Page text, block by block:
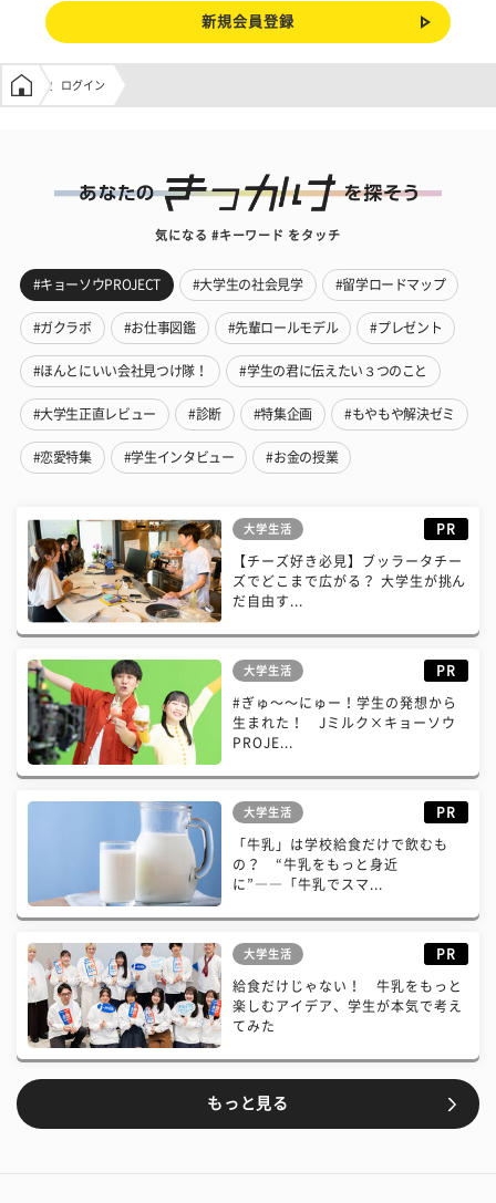
新規会員登録
学生の窓口トップ
ログイン
気になる #キーワード をタッチ
#キョーソウPROJECT #大学生の社会見学 #留学ロードマップ
#ガクラボ #お仕事図鑑 #先輩ロールモデル #プレゼント
#ほんとにいい会社見つけ隊！ #学生の君に伝えたい３つのこと
#大学生正直レビュー #診断 #特集企画 #もやもや解決ゼミ
#恋愛特集 #学生インタビュー #お金の授業
大学生活 PR
【チーズ好き必見】ブッラータチー
ズでどこまで広がる？ 大学生が挑ん
だ自由す...
大学生活 PR
#ぎゅ〜〜にゅー！学生の発想から
生まれた！ Jミルク×キョーソウ
PROJE...
大学生活 PR
「牛乳」は学校給食だけで飲むも
の？ “牛乳をもっと身近
に”――「牛乳でスマ...
大学生活 PR
給食だけじゃない！ 牛乳をもっと
楽しむアイデア、学生が本気で考え
てみた
もっと見る